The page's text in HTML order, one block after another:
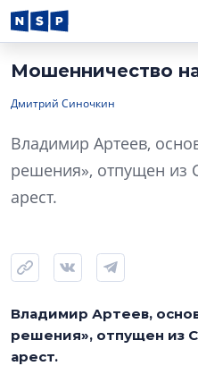
Мошенничество
Дмитрий Синочкин
Владимир Артеев,
решения», отпущен
арест.
Владимир Артеев,
решения», отпущен из
арест.